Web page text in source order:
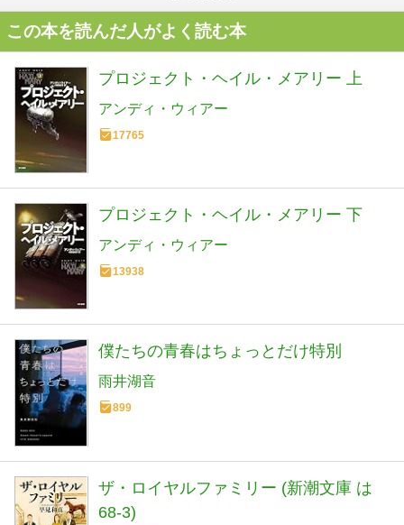
この本を読んだ人がよく読む本
プロジェクト・ヘイル・メアリー 上
アンディ・ウィアー
17765
プロジェクト・ヘイル・メアリー 下
アンディ・ウィアー
13938
僕たちの青春はちょっとだけ特別
雨井湖音
899
ザ・ロイヤルファミリー (新潮文庫 は
68-3)